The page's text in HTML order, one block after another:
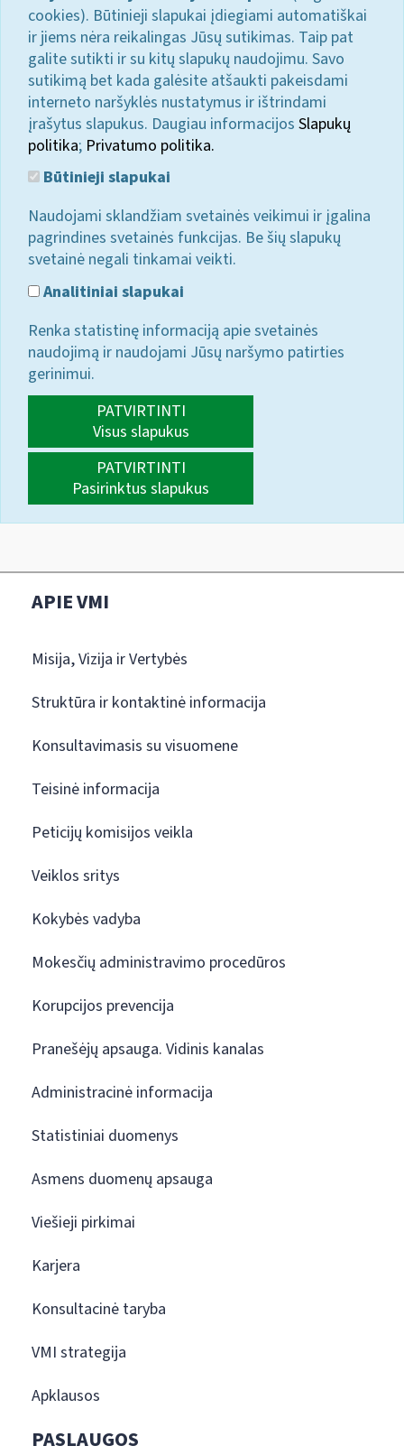
cookies). Būtinieji slapukai įdiegiami automatiškai
ir jiems nėra reikalingas Jūsų sutikimas. Taip pat
galite sutikti ir su kitų slapukų naudojimu. Savo
sutikimą bet kada galėsite atšaukti pakeisdami
interneto naršyklės nustatymus ir ištrindami
įrašytus slapukus. Daugiau informacijos Slapukų
politika; Privatumo politika.
Būtinieji slapukai
Naudojami sklandžiam svetainės veikimui ir įgalina
pagrindines svetainės funkcijas. Be šių slapukų
svetainė negali tinkamai veikti.
Analitiniai slapukai
Renka statistinę informaciją apie svetainės
naudojimą ir naudojami Jūsų naršymo patirties
gerinimui.
PATVIRTINTI
Visus slapukus
PATVIRTINTI
Pasirinktus slapukus
APIE VMI
Misija, Vizija ir Vertybės
Struktūra ir kontaktinė informacija
Konsultavimasis su visuomene
Teisinė informacija
Peticijų komisijos veikla
Veiklos sritys
Kokybės vadyba
Mokesčių administravimo procedūros
Korupcijos prevencija
Pranešėjų apsauga. Vidinis kanalas
Administracinė informacija
Statistiniai duomenys
Asmens duomenų apsauga
Viešieji pirkimai
Karjera
Konsultacinė taryba
VMI strategija
Apklausos
PASLAUGOS